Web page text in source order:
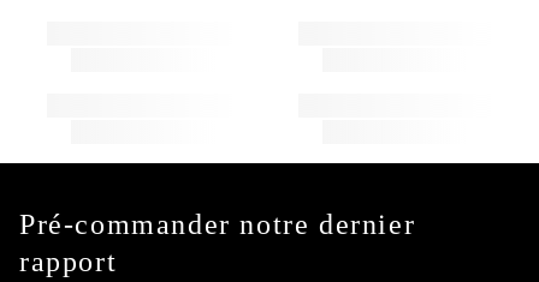
Pré-commander notre dernier
rapport